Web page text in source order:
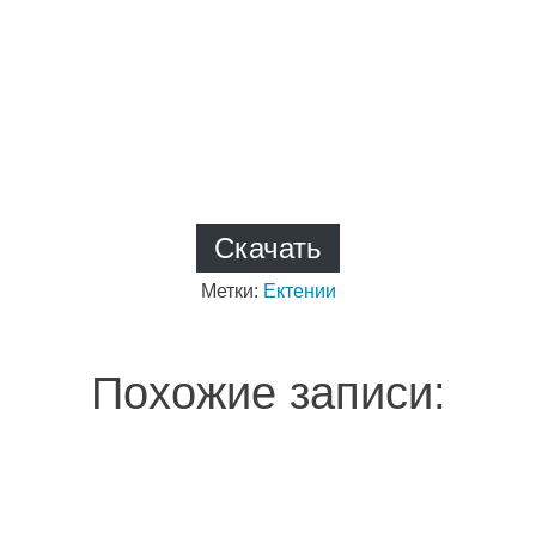
Скачать
Метки: Ектении
Похожие записи: